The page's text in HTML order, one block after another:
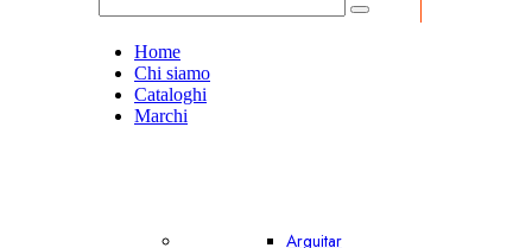
Home
Chi siamo
Cataloghi
Marchi
Arguitar